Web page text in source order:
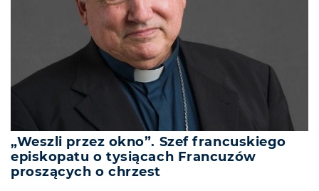
„Weszli przez okno”. Szef francuskiego
episkopatu o tysiącach Francuzów
proszących o chrzest